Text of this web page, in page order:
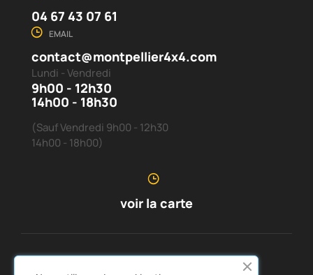
04 67 43 07 61
EMAIL
contact@montpellier4x4.com
Lundi - Vendredi
9h00 - 12h30
14h00 - 18h30
(Sauf Vendredi 9h00 - 12h30
14h00 - 18h00)
voir la carte
